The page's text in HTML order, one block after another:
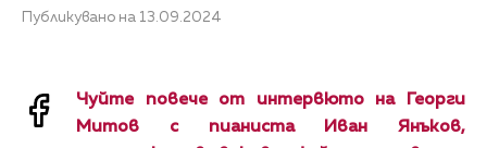
Публикувано на 13.09.2024
Чуйте повече от интервюто на Георги
Митов с пианиста Иван Янъков,